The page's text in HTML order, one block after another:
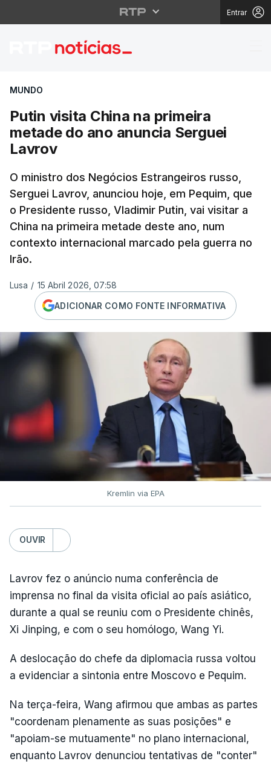
Entrar
Putin visita China na
MUNDO
Putin visita China na primeira
metade do ano anuncia Serguei
Lavrov
O ministro dos Negócios Estrangeiros russo,
Serguei Lavrov, anunciou hoje, em Pequim, que
o Presidente russo, Vladimir Putin, vai visitar a
China na primeira metade deste ano, num
contexto internacional marcado pela guerra no
Irão.
Lusa / 15 Abril 2026, 07:58
ADICIONAR COMO FONTE INFORMATIVA
Kremlin via EPA
OUVIR
Lavrov fez o anúncio numa conferência de
imprensa no final da visita oficial ao país asiático,
durante a qual se reuniu com o Presidente chinês,
Xi Jinping, e com o seu homólogo, Wang Yi.
A deslocação do chefe da diplomacia russa voltou
a evidenciar a sintonia entre Moscovo e Pequim.
Na terça-feira, Wang afirmou que ambas as partes
"coordenam plenamente as suas posições" e
"apoiam-se mutuamente" no plano internacional,
enquanto Lavrov denunciou tentativas de "conter"